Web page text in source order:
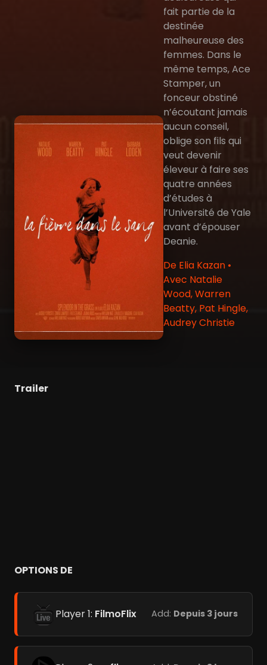
fait partie de la
destinée
malheureuse des
femmes. Dans le
même temps, Ace
Stamper, un
fonceur obstiné
n’écoutant jamais
aucun conseil,
oblige son fils qui
veut devenir
éleveur à faire ses
quatre années
d’études à
l’Université de Yale
avant d’épouser
Deanie.
De Elia Kazan •
Avec Natalie
Wood, Warren
Beatty, Pat Hingle,
Audrey Christie
Trailer
OPTIONS DE
Player 1: FilmoFlix Add: Depuis 3 jours